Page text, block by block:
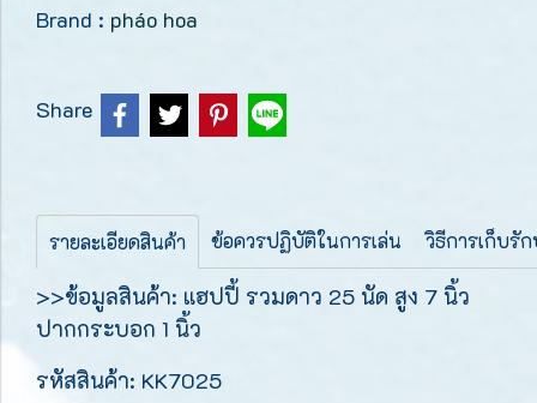
Brand : pháo hoa
Share
รายละเอียดสินค้า ข้อควรปฏิบัติในการเล่น วิธีการเก็บรั
>>ข้อมูลสินค้า: แฮปปี้ รวมดาว 25 นัด สูง 7 นิ้ว
ปากกระบอก 1 นิ้ว
รหัสสินค้า: KK7025